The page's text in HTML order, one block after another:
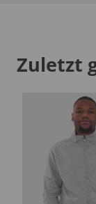
Zuletzt